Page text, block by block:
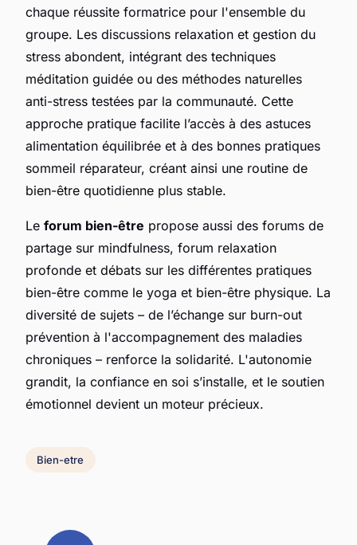
chaque réussite formatrice pour l'ensemble du
groupe. Les discussions relaxation et gestion du
stress abondent, intégrant des techniques
méditation guidée ou des méthodes naturelles
anti-stress testées par la communauté. Cette
approche pratique facilite l’accès à des astuces
alimentation équilibrée et à des bonnes pratiques
sommeil réparateur, créant ainsi une routine de
bien-être quotidienne plus stable.
Le forum bien-être propose aussi des forums de
partage sur mindfulness, forum relaxation
profonde et débats sur les différentes pratiques
bien-être comme le yoga et bien-être physique. La
diversité de sujets – de l’échange sur burn-out
prévention à l'accompagnement des maladies
chroniques – renforce la solidarité. L'autonomie
grandit, la confiance en soi s’installe, et le soutien
émotionnel devient un moteur précieux.
Bien-etre